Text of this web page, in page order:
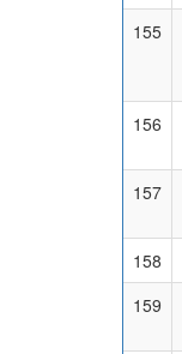
155
156
157
158
159